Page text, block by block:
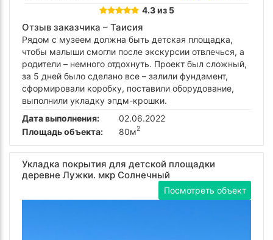
4.3 из 5
Отзыв заказчика – Таисия
Рядом с музеем должна быть детская площадка,
чтобы малыши смогли после экскурсии отвлечься, а
родители – немного отдохнуть. Проект был сложный,
за 5 дней было сделано все – залили фундамент,
сформировали коробку, поставили оборудование,
выполнили укладку эпдм-крошки.
Дата выполнения:
02.06.2022
Площадь объекта:
80м2
Укладка покрытия для детской площадки
деревне Лужки. мкр Солнечный
Посмотреть объект